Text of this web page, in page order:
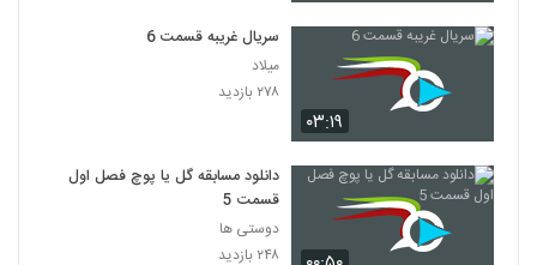
۰۳:۱۹
سریال غریبه قسمت 6
میلاد
۲۷۸ بازدید
دانلود مسابقه گل یا پوچ فصل اول
قسمت 5
دوستی ها
۲۴۸ بازدید